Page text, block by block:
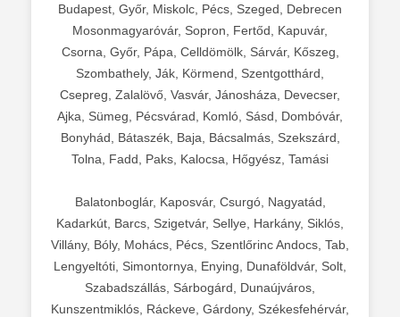
Budapest, Győr, Miskolc, Pécs, Szeged, Debrecen
Mosonmagyaróvár, Sopron, Fertőd, Kapuvár,
Csorna, Győr, Pápa, Celldömölk, Sárvár, Kőszeg,
Szombathely, Ják, Körmend, Szentgotthárd,
Csepreg, Zalalövő, Vasvár, Jánosháza, Devecser,
Ajka, Sümeg, Pécsvárad, Komló, Sásd, Dombóvár,
Bonyhád, Bátaszék, Baja, Bácsalmás, Szekszárd,
Tolna, Fadd, Paks, Kalocsa, Hőgyész, Tamási
Balatonboglár, Kaposvár, Csurgó, Nagyatád,
Kadarkút, Barcs, Szigetvár, Sellye, Harkány, Siklós,
Villány, Bóly, Mohács, Pécs, Szentlőrinc Andocs, Tab,
Lengyeltóti, Simontornya, Enying, Dunaföldvár, Solt,
Szabadszállás, Sárbogárd, Dunaújváros,
Kunszentmiklós, Ráckeve, Gárdony, Székesfehérvár,